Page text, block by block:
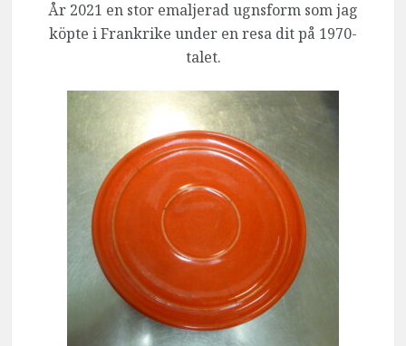
År 2021 en stor emaljerad ugnsform som jag
köpte i Frankrike under en resa dit på 1970-
talet.